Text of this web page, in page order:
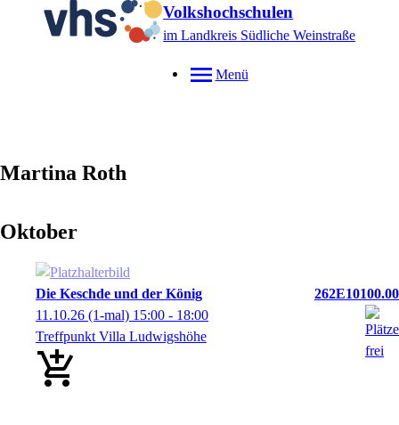
Volkshochschulen
im Landkreis Südliche Weinstraße
Menü
Martina Roth
Oktober
Die Keschde und der König
262E10100.00
11.10.26 (1-mal) 15:00 - 18:00
Treffpunkt Villa Ludwigshöhe